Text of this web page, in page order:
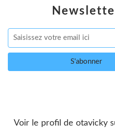
Voir le profil de otavicky